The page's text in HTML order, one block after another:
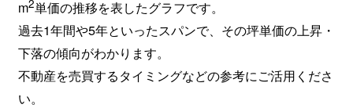
m2単価の推移を表したグラフです。
過去1年間や5年といったスパンで、その坪単価の上昇・
下落の傾向がわかります。
不動産を売買するタイミングなどの参考にご活用くださ
い。